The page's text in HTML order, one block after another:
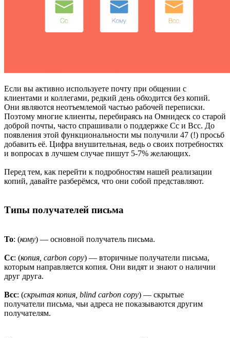
Если вы активно используете почту при общении с
клиентами и коллегами, редкий день обходится без копий.
Они являются неотъемлемой частью рабочей переписки.
Поэтому многие клиенты, перебираясь на Омнидеск со старой
доброй почты, часто спрашивали о поддержке Cc и Bcc. До
появления этой функциональности мы получили 47 (!) просьб
добавить её. Цифра внушительная, ведь о своих потребностях
и вопросах в лучшем случае пишут 5-7% желающих.
Перед тем, как перейти к подробностям нашей реализации
копий, давайте разберёмся, что они собой представляют.
Типы получателей письма
To: (кому) — основной получатель письма.
Cc: (копия, carbon copy) — вторичные получатели письма,
которым направляется копия. Они видят и знают о наличии
друг друга.
Bcc: (скрытая копия, blind carbon copy) — скрытые
получатели письма, чьи адреса не показываются другим
получателям.